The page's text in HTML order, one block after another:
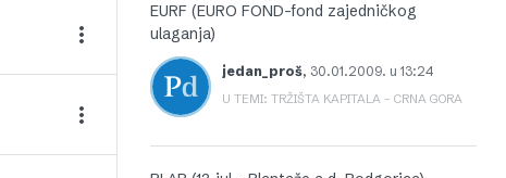
EURF (EURO FOND-fond zajedničkog
ulaganja)
jedan_proš, 30.01.2009. u 13:24
U TEMI: TRŽIŠTA KAPITALA – CRNA GORA